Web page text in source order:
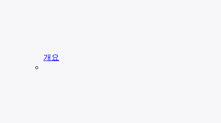
개요